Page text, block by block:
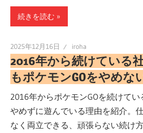
続きを読む
2025年12月16日 iroha
2016年から続けている
もポケモンGOをやめな
2016年からポケモンGOを続けて
やめずに遊んでいる理由を紹介。
なく両立できる、頑張らない続け